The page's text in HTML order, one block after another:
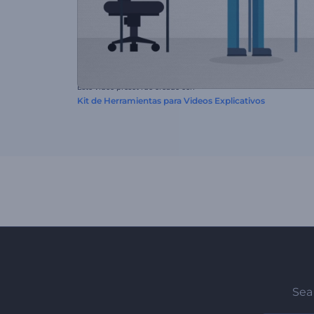
Este video preset fue creado con
Kit de Herramientas para Videos Explicativos